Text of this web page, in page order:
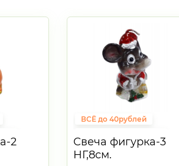
2
ВСЁ до 40рублей
Свеча фигурка-3
НГ,8см.